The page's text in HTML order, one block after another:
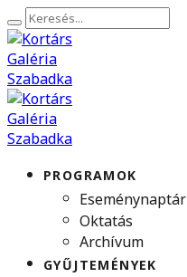
PROGRAMOK
Eseménynaptár
Oktatás
Archívum
GYŰJTEMÉNYEK